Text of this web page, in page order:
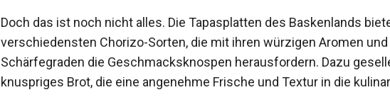
Doch das ist noch nicht alles. Die Tapasplatten des Baskenlands
verschiedensten Chorizo-Sorten, die mit ihren würzigen Aromen
Schärfegraden die Geschmacksknospen herausfordern. Dazu
knuspriges Brot, die eine angenehme Frische und Textur in die